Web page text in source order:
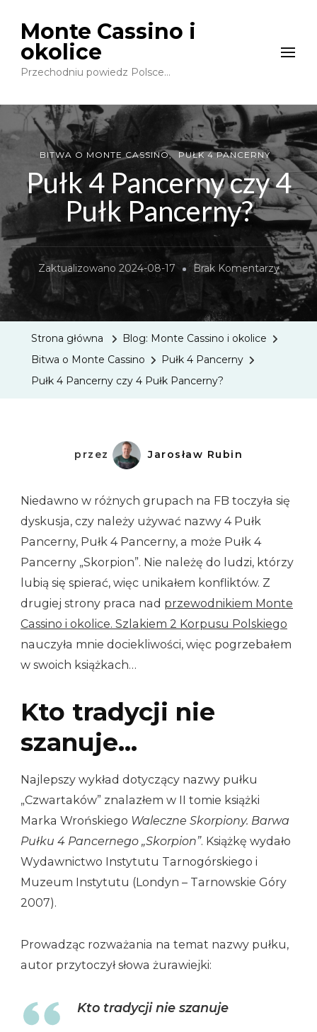
Monte Cassino i
okolice
Przechodniu powiedz Polsce…
BITWA O MONTE CASSINO PUŁK 4 PANCERNY
Pułk 4 Pancerny czy 4
Pułk Pancerny?
Zaktualizowano 2024-08-17 Brak KomentarzyDo
Pułk
4
Strona główna
Blog: Monte Cassino i okolice
Bitwa o Monte Cassino
Pułk 4 Pancerny
Pułk 4 Pancerny czy 4 Pułk Pancerny?
przez Jarosław Rubin
Niedawno w różnych grupach na FB toczyła się
dyskusja, czy należy używać nazwy 4 Pułk
Pancerny, Pułk 4 Pancerny, a może Pułk 4
Pancerny „Skorpion”. Nie należę do ludzi, którzy
lubią się spierać, więc unikałem konfliktów. Z
drugiej strony praca nad przewodnikiem Monte
Cassino i okolice. Szlakiem 2 Korpusu Polskiego
nauczyła mnie dociekliwości, więc pogrzebałem
w swoich książkach…
Kto tradycji nie
szanuje…
Najlepszy wykład dotyczący nazwy pułku
„Czwartaków” znalazłem w II tomie książki
Marka Wrońskiego Waleczne Skorpiony. Barwa
Pułku 4 Pancernego „Skorpion”. Książkę wydało
Wydawnictwo Instytutu Tarnogórskiego i
Muzeum Instytutu (Londyn – Tarnowskie Góry
2007).
Prowadząc rozważania na temat nazwy pułku,
autor przytoczył słowa żurawiejki:
Kto tradycji nie szanuje